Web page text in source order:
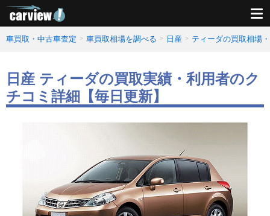
車買取・中古車査定 車買取相場を調べる 日産 ティーダの買取相場
日産 ティーダの買取実績・利用者のク
チコミ詳細【毎日更新】